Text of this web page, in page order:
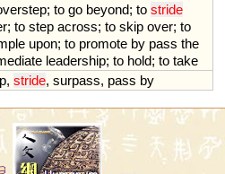
; to go beyond; to stride
; to step across; to skip over; to
upon; to promote by pass the
leadership; to hold; to take
, stride, surpass, pass by